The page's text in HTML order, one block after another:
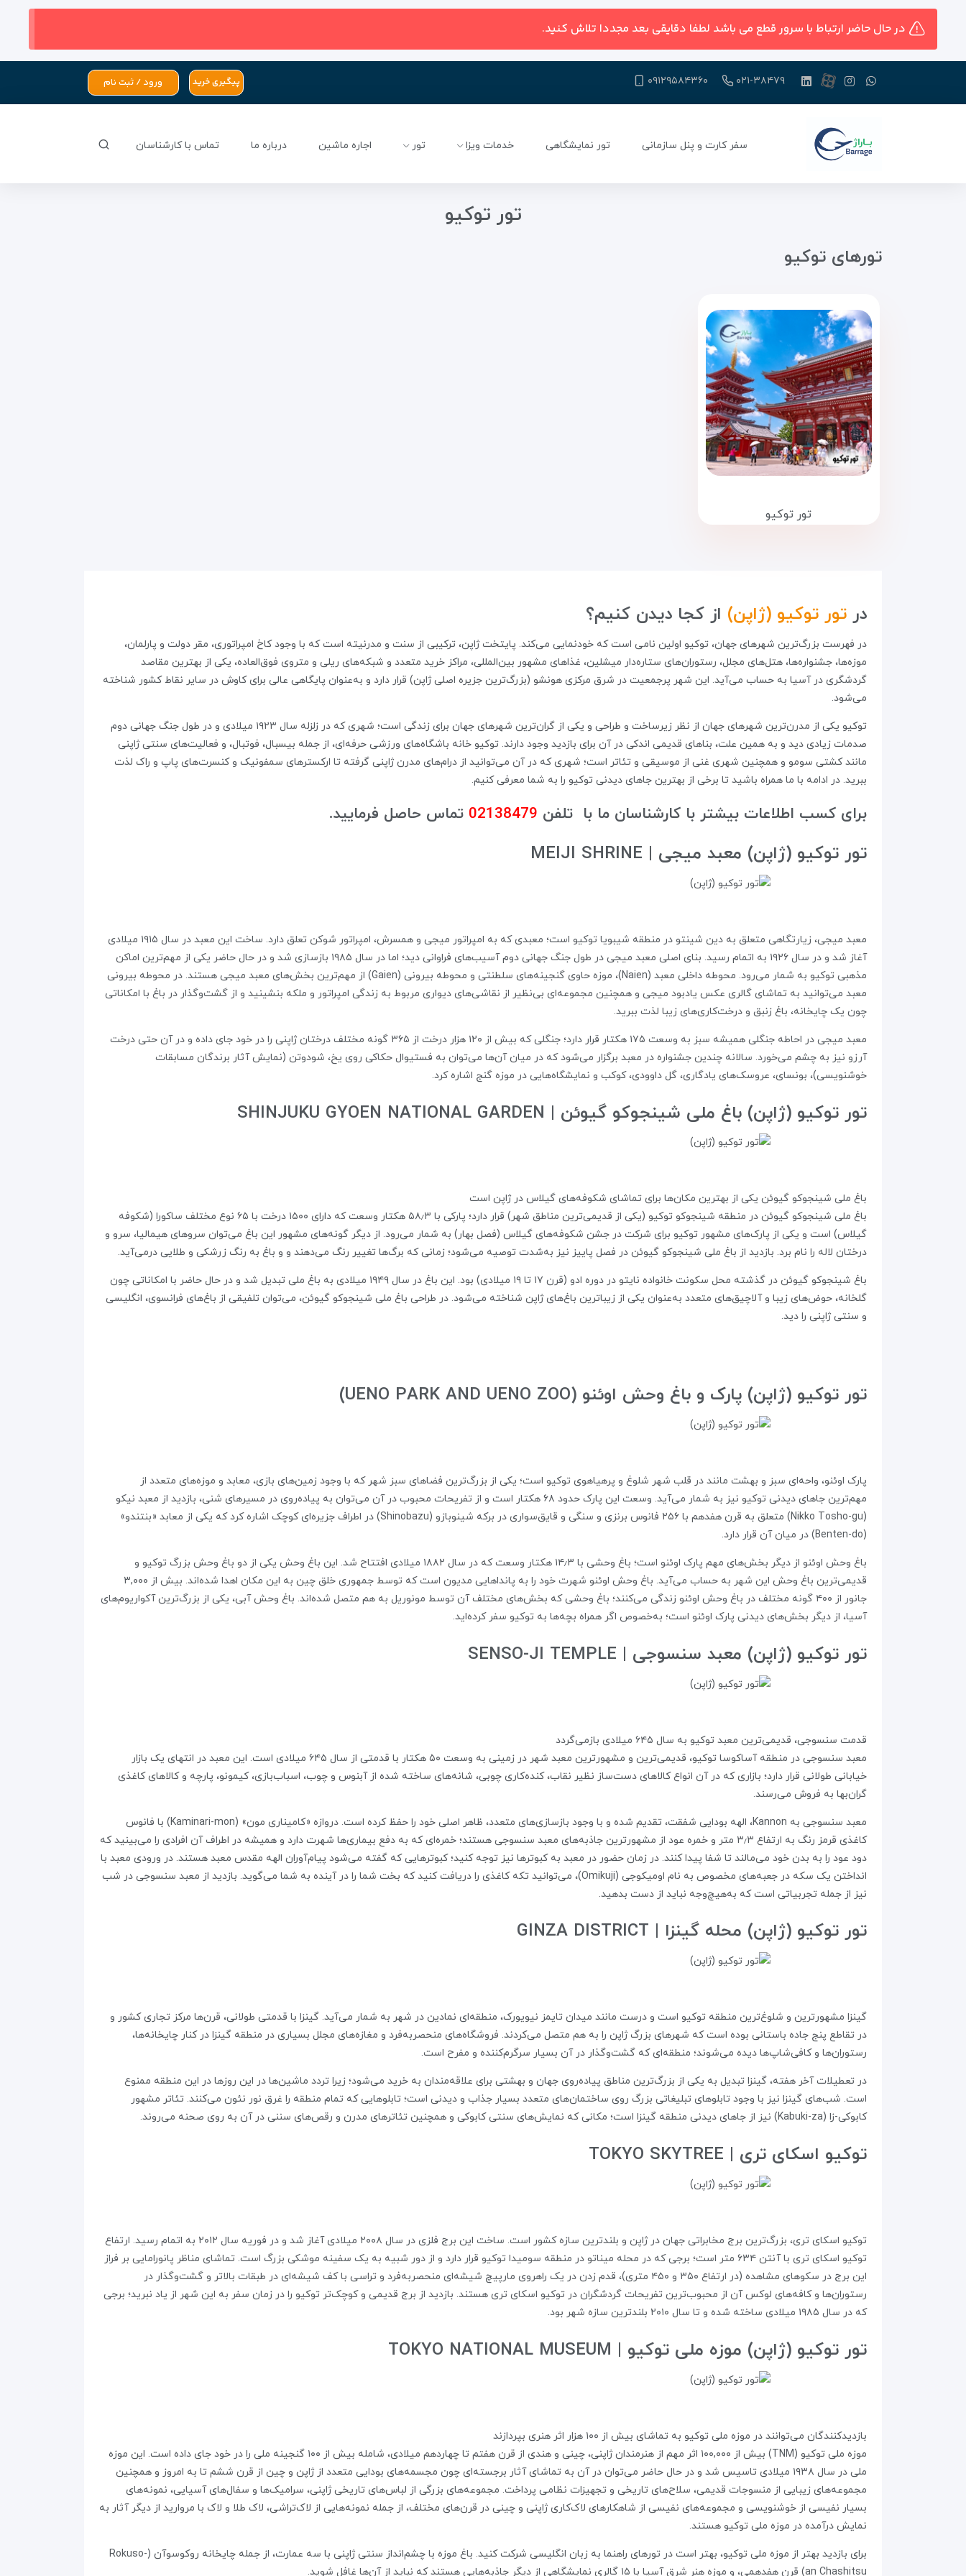
در حال حاضر ارتباط با سرور قطع می باشد لطفا دقایقی بعد مجددا تلاش کنید.
۰۲۱-۳۸۴۷۹ ۰۹۱۲۹۵۸۴۳۶۰ پیگیری خرید ورود / ثبت نام
سفر کارت و پنل سازمانی تور نمایشگاهی خدمات ویزا تور اجاره ماشین درباره ما تماس با کارشناسان
تور توکیو
تور‌های توکیو
تور توکیو
در تور توکیو (ژاپن) از کجا دیدن کنیم؟
در فهرست بزرگ‌ترین شهرهای جهان، توکیو اولین نامی است که خودنمایی می‌کند. پایتخت ژاپن، ترکیبی از سنت و مدرنیته است که با وجود کاخ امپراتوری، مقر دولت و پارلمان،
موزه‌ها، جشنواره‌ها، هتل‌های مجلل، رستوران‌های ستاره‌دار میشلین، غذاهای مشهور بین‌المللی، مراکز خرید متعدد و شبکه‌های ریلی و متروی فوق‌العاده‌، یکی از بهترین مقاصد
گردشگری در آسیا به حساب می‌آید. این شهر پرجمعیت در شرق مرکزی هونشو (بزرگ‌ترین جزیره اصلی ژاپن) قرار دارد و به‌عنوان پایگاهی عالی برای کاوش در سایر نقاط کشور شناخته
می‌شود.
توکیو یکی از مدرن‌ترین شهرهای جهان از نظر زیرساخت و طراحی و یکی از گران‌ترین شهرهای جهان برای زندگی است؛ شهری که در زلزله سال ۱۹۲۳ میلادی و در طول جنگ جهانی دوم
صدمات زیادی دید و به همین علت، بناهای قدیمی اندکی در آن برای بازدید وجود دارند. توکیو خانه باشگاه‌های ورزشی حرفه‌ای، از جمله بیسبال، فوتبال، و فعالیت‌های سنتی ژاپنی
مانند کشتی سومو و همچنین شهری غنی از موسیقی و تئاتر است؛ شهری که در آن می‌توانید از درام‌های مدرن ژاپنی گرفته تا ارکسترهای سمفونیک و کنسرت‌های پاپ و راک لذت
ببرید. در ادامه با ما همراه باشید تا برخی از بهترین جاهای دیدنی توکیو را به شما معرفی کنیم.
برای کسب اطلاعات بیشتر با کارشناسان ما با تلفن 02138479 تماس حاصل فرمایید.
تور توکیو (ژاپن) معبد میجی | MEIJI SHRINE
معبد میجی، زیارتگاهی متعلق به دین شینتو در منطقه شیبویا توکیو است؛ معبدی که به امپراتور میجی و همسرش، امپراتور شوکن تعلق دارد. ساخت این معبد در سال ۱۹۱۵ میلادی
آغاز شد و در سال ۱۹۲۶ به اتمام رسید. بنای اصلی معبد میجی در طول جنگ جهانی دوم آسیب‌های فراوانی دید؛ اما در سال ۱۹۸۵ بازسازی شد و در حال حاضر یکی از مهم‌ترین اماکن
مذهبی توکیو به شمار می‌رود. محوطه داخلی معبد (Naien)، موزه حاوی گنجینه‌های سلطنتی و محوطه بیرونی (Gaien) از مهم‌ترین بخش‌های معبد میجی هستند. در محوطه بیرونی
معبد می‌توانید به تماشای گالری عکس یادبود میجی و همچنین مجموعه‌ای بی‌نظیر از نقاشی‌های دیواری مربوط به زندگی امپراتور و ملکه بنشینید و از گشت‌وگذار در باغ با امکاناتی
چون یک چایخانه، باغ زنبق و درخت‌کاری‌های زیبا لذت ببرید.
معبد میجی در احاطه جنگلی همیشه سبز به وسعت ۱۷۵ هکتار قرار دارد؛ جنگلی که بیش از ۱۲۰ هزار درخت از ۳۶۵ گونه مختلف درختان ژاپنی را در خود جای داده و در آن حتی درخت
آرزو نیز به چشم می‌خورد. سالانه چندین جشنواره در معبد برگزار می‌شود که در میان آن‌ها می‌توان به فستیوال حکاکی روی یخ، شودوتن (نمایش آثار برندگان مسابقات
خوشنویسی)، بونسای، عروسک‌های یادگاری، گل داوودی، کوکب و نمایشگاه‌هایی در موزه گنج اشاره کرد.
تور توکیو (ژاپن) باغ ملی شینجوکو گیوئن | SHINJUKU GYOEN NATIONAL GARDEN
باغ ملی شینجوکو گیوئن یکی از بهترین مکان‌ها برای تماشای شکوفه‌های گیلاس در ژاپن است
باغ ملی شینجوکو گیوئن در منطقه شینجوکو توکیو (یکی از قدیمی‌ترین مناطق شهر) قرار دارد؛ پارکی با ۵۸٫۳ هکتار وسعت که دارای ۱۵۰۰ درخت با ۶۵ نوع مختلف ساکورا (شکوفه
گیلاس) است و یکی از پارک‌های مشهور توکیو برای شرکت در جشن شکوفه‌های گیلاس (فصل بهار) به شمار می‌رود. از دیگر گونه‌های مشهور این باغ می‌توان سروهای هیمالیا، سرو و
درختان لاله را نام برد. بازدید از باغ ملی شینجوکو گیوئن در فصل پاییز نیز به‌شدت توصیه می‌شود؛ زمانی که برگ‌ها تغییر رنگ می‌دهند و و باغ به رنگ زرشکی و طلایی درمی‌آید.
باغ شینجوکو گیوئن در گذشته محل سکونت خانواده نایتو در دوره ادو (قرن ۱۷ تا ۱۹ میلادی) بود. این باغ در سال ۱۹۴۹ میلادی به باغ ملی تبدیل شد و در حال حاضر با امکاناتی چون
گلخانه، حوض‌های زیبا و آلاچیق‌های متعدد به‌عنوان یکی از زیباترین باغ‌های ژاپن شناخته می‌شود. در طراحی باغ ملی شینجوکو گیوئن، می‌توان تلفیقی از باغ‌های فرانسوی، انگلیسی
و سنتی ژاپنی را دید.
تور توکیو (ژاپن) پارک و باغ وحش اوئنو (UENO PARK AND UENO ZOO)
پارک اوئنو، واحه‌ای سبز و بهشت مانند در قلب شهر شلوغ و پرهیاهوی توکیو است؛ یکی از بزرگ‌ترین فضاهای سبز شهر که با وجود زمین‌های بازی، معابد و موزه‌های متعدد از
مهم‌ترین جاهای دیدنی توکیو نیز به شمار می‌آید. وسعت این پارک حدود ۶۸ هکتار است و از تفریحات محبوب در آن می‌توان به پیاده‌روی در مسیرهای شنی، بازدید از معبد نیکو
(Nikko Tosho-gu) متعلق به قرن هفدهم با ۲۵۶ فانوس برنزی و سنگی و قایق‌سواری در برکه شینوبازو (Shinobazu) در اطراف جزیره‌ای کوچک اشاره کرد که یکی از معابد «بنتندو»
(Benten-do) در میان آن قرار دارد.
باغ وحش اوئنو از دیگر بخش‌های مهم پارک اوئنو است؛ باغ وحشی با ۱۴٫۳ هکتار وسعت که در سال ۱۸۸۲ میلادی افتتاح شد. این باغ وحش یکی از دو باغ‌ وحش بزرگ توکیو و
قدیمی‌ترین باغ وحش این شهر به حساب می‌آید. باغ وحش اوئنو شهرت خود را به پانداهایی مدیون است که توسط جمهوری خلق چین به این مکان اهدا شده‌اند. بیش از ۳,۰۰۰
جانور از ۴۰۰ گونه مختلف در باغ وحش اوئنو زندگی می‌کنند؛ باغ وحشی که بخش‌های مختلف آن توسط مونوریل به هم متصل شده‌اند. باغ وحش آبی، یکی از بزرگ‌ترین آکواریوم‌های
آسیا، از دیگر بخش‌های دیدنی پارک اوئنو است؛ به‌خصوص اگر همراه بچه‌ها به توکیو سفر کرده‌اید.
تور توکیو (ژاپن) معبد سنسوجی | SENSO-JI TEMPLE
قدمت سنسوجی، قدیمی‌ترین معبد توکیو به سال ۶۴۵ میلادی بازمی‌گردد
معبد سنسوجی در منطقه آساکوسا توکیو، قدیمی‌ترین و مشهورترین معبد شهر در زمینی به وسعت ۵۰ هکتار با قدمتی از سال ۶۴۵ میلادی است. این معبد در انتهای یک بازار
خیابانی طولانی قرار دارد؛ بازاری که در آن انواع کالاهای دست‌ساز نظیر نقاب، کنده‌کاری چوبی، شانه‌های ساخته شده از آبنوس و چوب، اسباب‌بازی، کیمونو، پارچه و کالاهای کاغذی
گران‌بها به فروش می‌رسند.
معبد سنسوجی به Kannon، الهه بودایی شفقت، تقدیم شده و با وجود بازسازی‌های متعدد، ظاهر اصلی خود را حفظ کرده است. دروازه «کامیناری مون» (Kaminari-mon) با فانوس
کاغذی قرمز رنگ به ارتفاع ۳٫۳ متر و خمره عود از مشهورترین جاذبه‌های معبد سنسوجی هستند؛ خمره‌ای که به دفع بیماری‌ها شهرت دارد و همیشه در اطراف آن افرادی را می‌بینید که
دود عود را به بدن خود می‌مالند تا شفا پیدا کنند. در زمان حضور در معبد به کبوترها نیز توجه کنید؛ کبوترهایی که گفته می‌شود پیام‌آوران الهه مقدس معبد هستند. در ورودی معبد با
انداختن یک سکه در جعبه‌های مخصوص به نام اومیکوجی (Omikuji)، می‌توانید تکه کاغذی را دریافت کنید که بخت شما را در آینده به شما می‌گوید. بازدید از معبد سنسوجی در شب
نیز از جمله تجربیاتی است که به‌هیچ‌وجه نباید از دست بدهید.
تور توکیو (ژاپن) محله گینزا | GINZA DISTRICT
گینزا مشهورترین و شلوغ‌ترین منطقه توکیو است و درست مانند میدان تایمز نیویورک، منطقه‌ای نمادین در شهر به شمار می‌آید. گینزا با قدمتی طولانی، قرن‌ها مرکز تجاری کشور و
در تقاطع پنج جاده باستانی بوده است که شهرهای بزرگ ژاپن را به هم متصل می‌کردند. فروشگاه‌های منحصر‌به‌فرد و مغازه‌های مجلل بسیاری در منطقه گینزا در کنار چایخانه‌ها،
رستوران‌ها و کافی‌شاپ‌ها دیده می‌شوند؛ منطقه‌ای که گشت‌وگذار در آن بسیار سرگرم‌کننده و مفرح است.
در تعطیلات آخر هفته، گینزا تبدیل به یکی از بزرگ‌ترین مناطق پیاده‌روی جهان و بهشتی برای علاقه‌مندان به خرید می‌شود؛ زیرا تردد ماشین‌ها در این روزها در این منطقه ممنوع
است. شب‌های گینزا نیز با وجود تابلوهای تبلیغاتی بزرگ روی ساختمان‌های متعدد بسیار جذاب و دیدنی است؛ تابلوهایی که تمام منطقه را غرق نور نئون می‌کنند. تئاتر مشهور
کابوکی-زا (Kabuki-za) نیز از جاهای دیدنی منطقه گینزا است؛ مکانی که نمایش‌های سنتی کابوکی و همچنین تئاترهای مدرن و رقص‌های سننی در آن به روی صحنه می‌روند.
توکیو اسکای تری | TOKYO SKYTREE
توکیو اسکای تری، بزرگ‌ترین برج مخابراتی جهان در ژاپن و بلندترین سازه کشور است. ساخت این برج فلزی در سال ۲۰۰۸ میلادی آغاز شد و در فوریه سال ۲۰۱۲ به اتمام رسید. ارتفاع
توکیو اسکای تری با آنتن ۶۳۴ متر است؛ برجی که در محله میناتو در منطقه سومیدا توکیو قرار دارد و از دور شبیه به یک سفینه موشکی بزرگ است. تماشای مناظر پانورامایی بر فراز
این برج در سکوهای مشاهده (در ارتفاع ۳۵۰ و ۴۵۰ متری)، قدم زدن در یک راهروی مارپیچ شیشه‌ای منحصربه‌فرد و تراسی با کف شیشه‌ای در طبقات بالاتر و گشت‌وگذار در
رستوران‌ها و کافه‌های لوکس آن از محبوب‌ترین تفریحات گردشگران در توکیو اسکای تری هستند. بازدید از برج قدیمی و کوچک‌تر توکیو را در زمان سفر به این شهر از یاد نبرید؛ برجی
که در سال ۱۹۸۵ میلادی ساخته شده و تا سال ۲۰۱۰ بلندترین سازه شهر بود.
تور توکیو (ژاپن) موزه ملی توکیو | TOKYO NATIONAL MUSEUM
بازدیدکنندگان می‌توانند در موزه ملی توکیو به تماشای بیش از ۱۰۰ هزار اثر هنری بپردازند
موزه ملی توکیو (TNM) بیش از ۱۰۰,۰۰۰ اثر مهم از هنرمندان ژاپنی، چینی و هندی از قرن هفتم تا چهاردهم میلادی، شامله بیش از ۱۰۰ گنجینه ملی را در خود جای داده است. این موزه
ملی در سال ۱۹۳۸ میلادی تاسیس شد و در حال حاضر می‌توان در آن به تماشای آثار برجسته‌ای چون مجسمه‌های بودایی متعدد از ژاپن و چین از قرن ششم تا به امروز و همچنین
مجموعه‌های زیبایی از منسوجات قدیمی، سلاح‌های تاریخی و تجهیزات نظامی پرداخت. مجموعه‌های بزرگی از لباس‌های تاریخی ژاپنی، سرامیک‌ها و سفال‌های آسیایی، نمونه‌های
بسیار نفیسی از خوشنویسی و مجموعه‌های نفیسی از شاهکارهای لاک‌کاری ژاپنی و چینی در قرن‌های مختلف، از جمله نمونه‌هایی از لاک‌تراشی، لاک طلا و لاک با مروارید از دیگر آثار به
نمایش درآمده در موزه ملی توکیو هستند.
برای بازدید بهتر از موزه ملی توکیو، بهتر است در تورهای راهنما به زبان انگلیسی شرکت کنید. باغ موزه با چشم‌انداز سنتی ژاپنی با سه عمارت، از جمله چایخانه روکوسوآن (Rokuso-
an Chashitsu) قرن هفدهمی، و موزه هنر شرق آسیا با ۱۵ گالری نمایشگاهی از دیگر جاذبه‌هایی هستند که نباید از آن‌ها غافل شوید.